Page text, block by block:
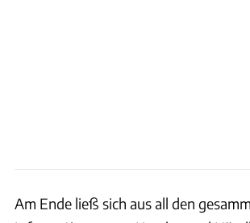
Am Ende ließ sich aus all den